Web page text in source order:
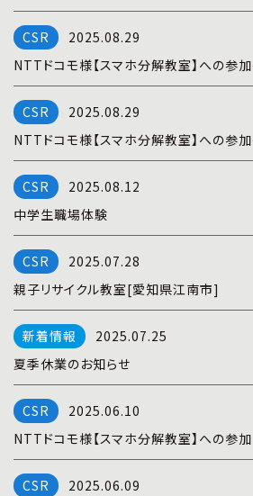
2025.08.29
NTTドコモ様【スマホ分解教室】への参
2025.08.29
NTTドコモ様【スマホ分解教室】への
2025.08.12
中学生職場体験
2025.07.28
親子リサイクル教室[愛知県江南市]
2025.07.25
夏季休業のお知らせ
2025.06.10
NTTドコモ様【スマホ分解教室】への参加
2025.06.09